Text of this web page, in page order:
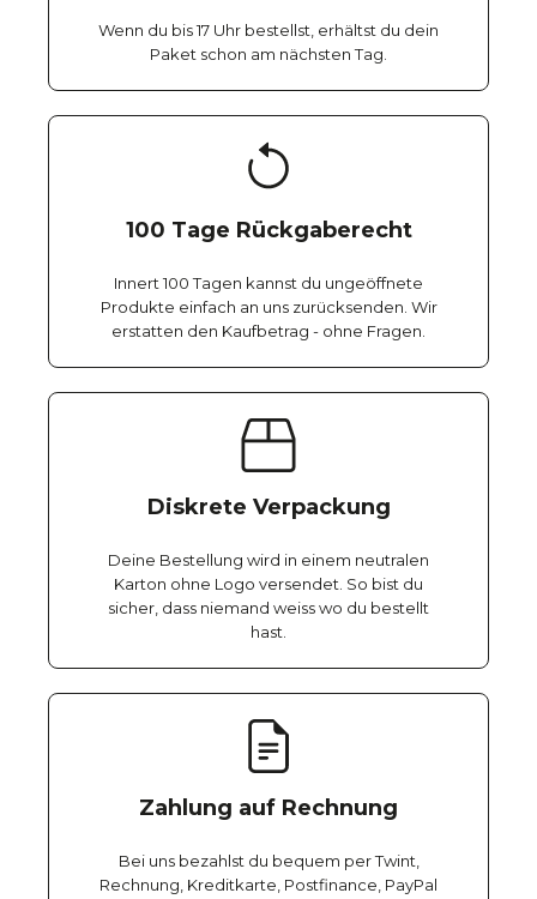
Wenn du bis 17 Uhr bestellst, erhältst du dein
Paket schon am nächsten Tag.
100 Tage Rückgaberecht
Innert 100 Tagen kannst du ungeöffnete
Produkte einfach an uns zurücksenden. Wir
erstatten den Kaufbetrag - ohne Fragen.
Diskrete Verpackung
Deine Bestellung wird in einem neutralen
Karton ohne Logo versendet. So bist du
sicher, dass niemand weiss wo du bestellt
hast.
Zahlung auf Rechnung
Bei uns bezahlst du bequem per Twint,
Rechnung, Kreditkarte, Postfinance, PayPal